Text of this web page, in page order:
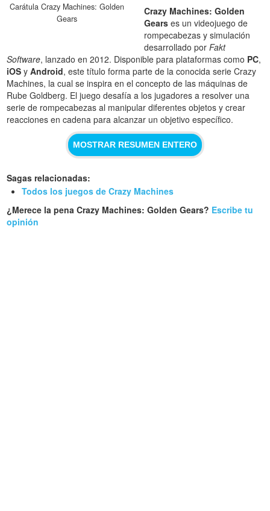
Carátula Crazy Machines: Golden
Gears
Crazy Machines: Golden
Gears es un videojuego de
rompecabezas y simulación
desarrollado porFakt
Software, lanzado en 2012. Disponible para plataformas como PC,
iOS yAndroid, este título forma parte de la conocida serie Crazy
Machines, la cual se inspira en el concepto de las máquinas de
Rube Goldberg. El juego desafía a los jugadores a resolver una
serie de rompecabezas al manipular diferentes objetos y crear
reacciones en cadena para alcanzar un objetivo específico.
MOSTRAR RESUMEN ENTERO
Sagas relacionadas:
Todos los juegos de Crazy Machines
¿Merece la pena Crazy Machines: Golden Gears? Escribe tu
opinión